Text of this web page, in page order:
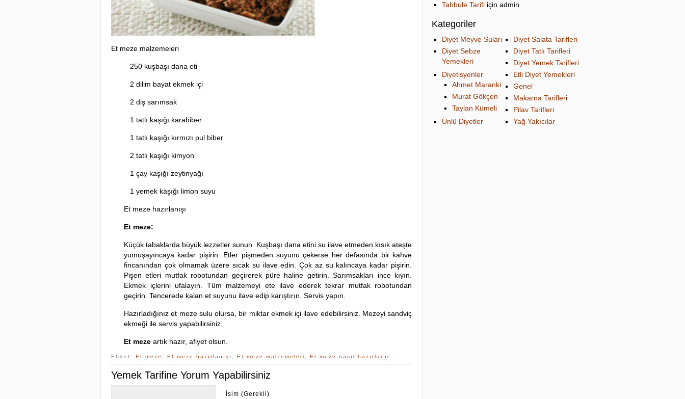
Et meze malzemeleri
250 kuşbaşı dana eti
2 dilim bayat ekmek içi
2 diş sarımsak
1 tatlı kaşığı karabiber
1 tatlı kaşığı kırmızı pul biber
2 tatlı kaşığı kimyon
1 çay kaşığı zeytinyağı
1 yemek kaşığı limon suyu
Et meze hazırlanışı
Et meze:
Küçük tabaklarda büyük lezzetler sunun. Kuşbaşı dana etini su ilave etmeden kısık ateşte
yumuşayıncaya kadar pişirin. Etler pişmeden suyunu çekerse her defasında bir kahve
fincanından çok olmamak üzere sıcak su ilave edin. Çok az su kalıncaya kadar pişirin.
Pişen etleri mutfak robotundan geçirerek püre haline getirin. Sarımsakları ince kıyın.
Ekmek içlerini ufalayın. Tüm malzemeyi ete ilave ederek tekrar mutfak robotundan
geçirin. Tencerede kalan et suyunu ilave edip karıştırın. Servis yapın.
Hazırladığınız et meze sulu olursa, bir miktar ekmek içi ilave edebilirsiniz. Mezeyi sandviç
ekmeği ile servis yapabilirsiniz.
Et meze artık hazır, afiyet olsun.
Etiket: Et meze Et meze hazırlanışı Et meze malzemeleri Et meze nasıl hazırlanır
Yemek Tarifine Yorum Yapabilirsiniz
İsim (Gerekli)
Tabbule Tarifi için admin
Kategoriler
Diyet Meyve Suları
Diyet Salata Tarifleri
Diyet Sebze
Yemekleri
Diyet Tatlı Tarifleri
Diyet Yemek Tarifleri
Diyetisyenler
Ahmet Maranki
Murat Gökçen
Taylan Kümeli
Etli Diyet Yemekleri
Genel
Makarna Tarifleri
Pilav Tarifleri
Ünlü Diyetler
Yağ Yakıcılar